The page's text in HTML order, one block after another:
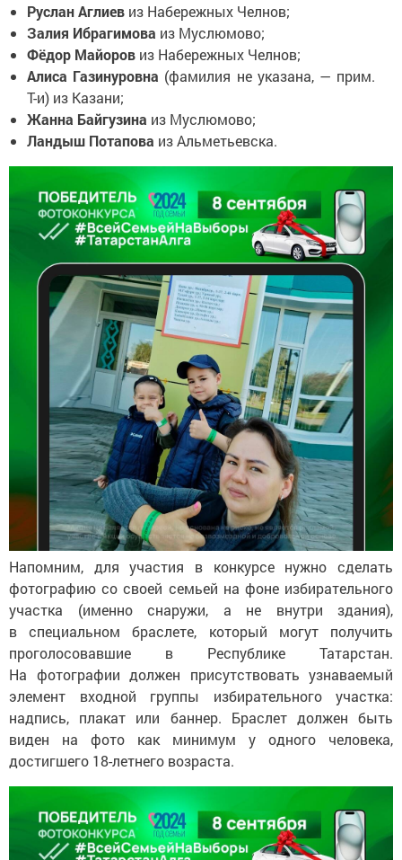
Руслан Аглиев из Набережных Челнов;
Залия Ибрагимова из Муслюмово;
Фёдор Майоров из Набережных Челнов;
Алиса Газинуровна (фамилия не указана, — прим.
Т-и) из Казани;
Жанна Байгузина из Муслюмово;
Ландыш Потапова из Альметьевска.
Напомним, для участия в конкурсе нужно сделать
фотографию со своей семьей на фоне избирательного
участка (именно снаружи, а не внутри здания),
в специальном браслете, который могут получить
проголосовавшие в Республике Татарстан.
На фотографии должен присутствовать узнаваемый
элемент входной группы избирательного участка:
надпись, плакат или баннер. Браслет должен быть
виден на фото как минимум у одного человека,
достигшего 18-летнего возраста.